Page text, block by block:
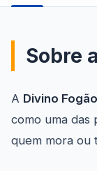
Sobre
A Divino
como uma das
quem mora ou